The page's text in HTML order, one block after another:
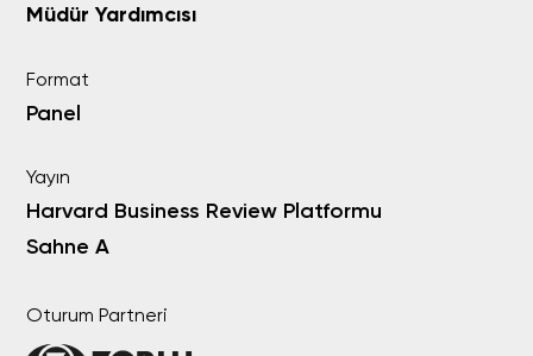
Müdür Yardımcısı
Format
Panel
Yayın
Harvard Business Review Platformu
Sahne A
Oturum Partneri